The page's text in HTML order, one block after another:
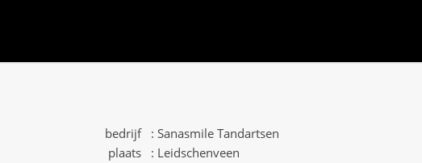
bedrijf : Sanasmile Tandartsen
plaats : Leidschenveen